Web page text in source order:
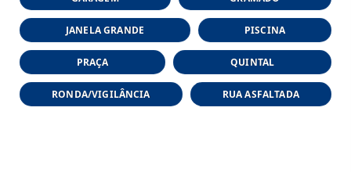
JANELA GRANDE PISCINA
PRAÇA QUINTAL
RONDA/VIGILÂNCIA RUA ASFALTADA